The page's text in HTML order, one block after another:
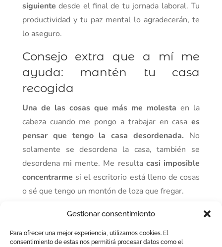
Gestionar consentimiento
Para ofrecer una mejor experiencia, utilizamos cookies. El
consentimiento de estas nos permitirá procesar datos como el
siguiente desde el final de tu jornada laboral. Tu
productividad y tu paz mental lo agradecerán, te
lo aseguro.
Consejo extra que a mí me
ayuda: mantén tu casa
recogida
Una de las cosas que más me molesta en la
cabeza cuando me pongo a trabajar en casaes
pensar que tengo la casa desordenada. No
solamente se desordena la casa, también se
desordena mi mente. Me resulta casi imposible
concentrarme si el escritorio está lleno de cosas
o sé que tengo un montón de loza que fregar.
Por eso, comotipextra, mi último
casa en orden. Si quieres, puedes ver mi artículo